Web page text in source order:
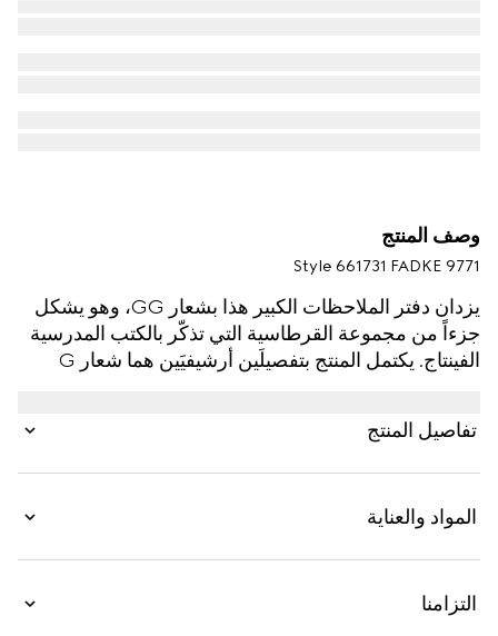
وصف المنتج
Style ‎661731 FADKE 9771
يزدان دفتر الملاحظات الكبير هذا بشعار GG، وهو يشكل
جزءاً من مجموعة القرطاسية التي تذكّر بالكتب المدرسية
الفينتاج. يكتمل المنتج بتفصيلَين أرشيفيَين هما شعار G
تفاصيل المنتج
المواد والعناية
التزامنا